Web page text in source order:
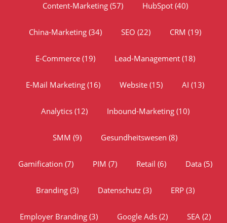
Content-Marketing (57) HubSpot (40)
China-Marketing (34) SEO (22) CRM (19)
E-Commerce (19) Lead-Management (18)
E-Mail Marketing (16) Website (15) AI (13)
Analytics (12) Inbound-Marketing (10)
SMM (9) Gesundheitswesen (8)
Gamification (7) PIM (7) Retail (6) Data (5)
Branding (3) Datenschutz (3) ERP (3)
Employer Branding (3) Google Ads (2) SEA (2)